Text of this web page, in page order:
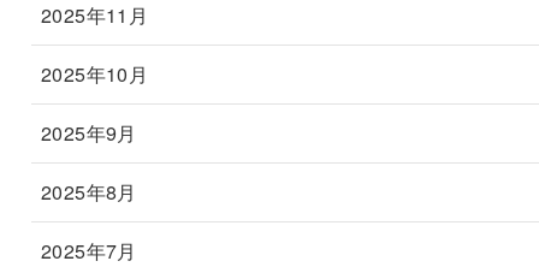
2025年11月
2025年10月
2025年9月
2025年8月
2025年7月